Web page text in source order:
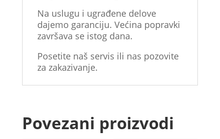
Na uslugu i ugrađene delove
dajemo garanciju. Većina popravki
završava se istog dana.
Posetite naš servis ili nas pozovite
za zakazivanje.
Povezani proizvodi